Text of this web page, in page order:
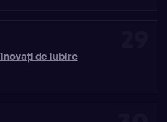
de iubire